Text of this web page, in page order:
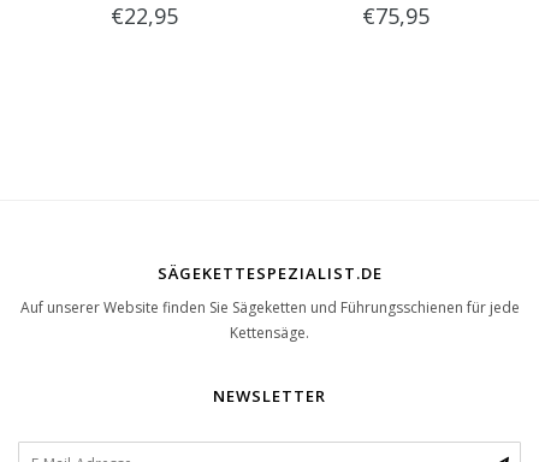
€22,95 Optime 2 Gehörschutz und
€75,95
SÄGEKETTESPEZIALIST.DE
Auf unserer Website finden Sie Sägeketten und Führungsschienen für jede
Kettensäge.
NEWSLETTER